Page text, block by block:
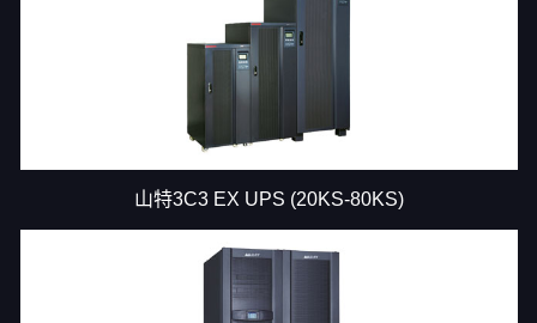
山特3C3 EX UPS (20KS-80KS)